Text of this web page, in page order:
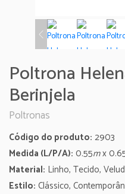
Poltrona
Berinjela
Poltronas
Código do produto: 2903
Medida (L/P/A): 0.55mx
Material: Linho, Tecido,
Estilo: Clássico,